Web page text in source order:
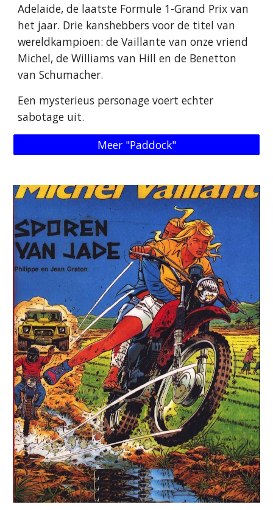
Adelaide, de laatste Formule 1-Grand Prix van
het jaar. Drie kanshebbers voor de titel van
wereldkampioen: de Vaillante van onze vriend
Michel, de Williams van Hill en de Benetton
van Schumacher.
Een mysterieus personage voert echter
sabotage uit.
Meer "Paddock"